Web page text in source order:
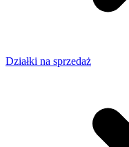
Działki na sprzedaż